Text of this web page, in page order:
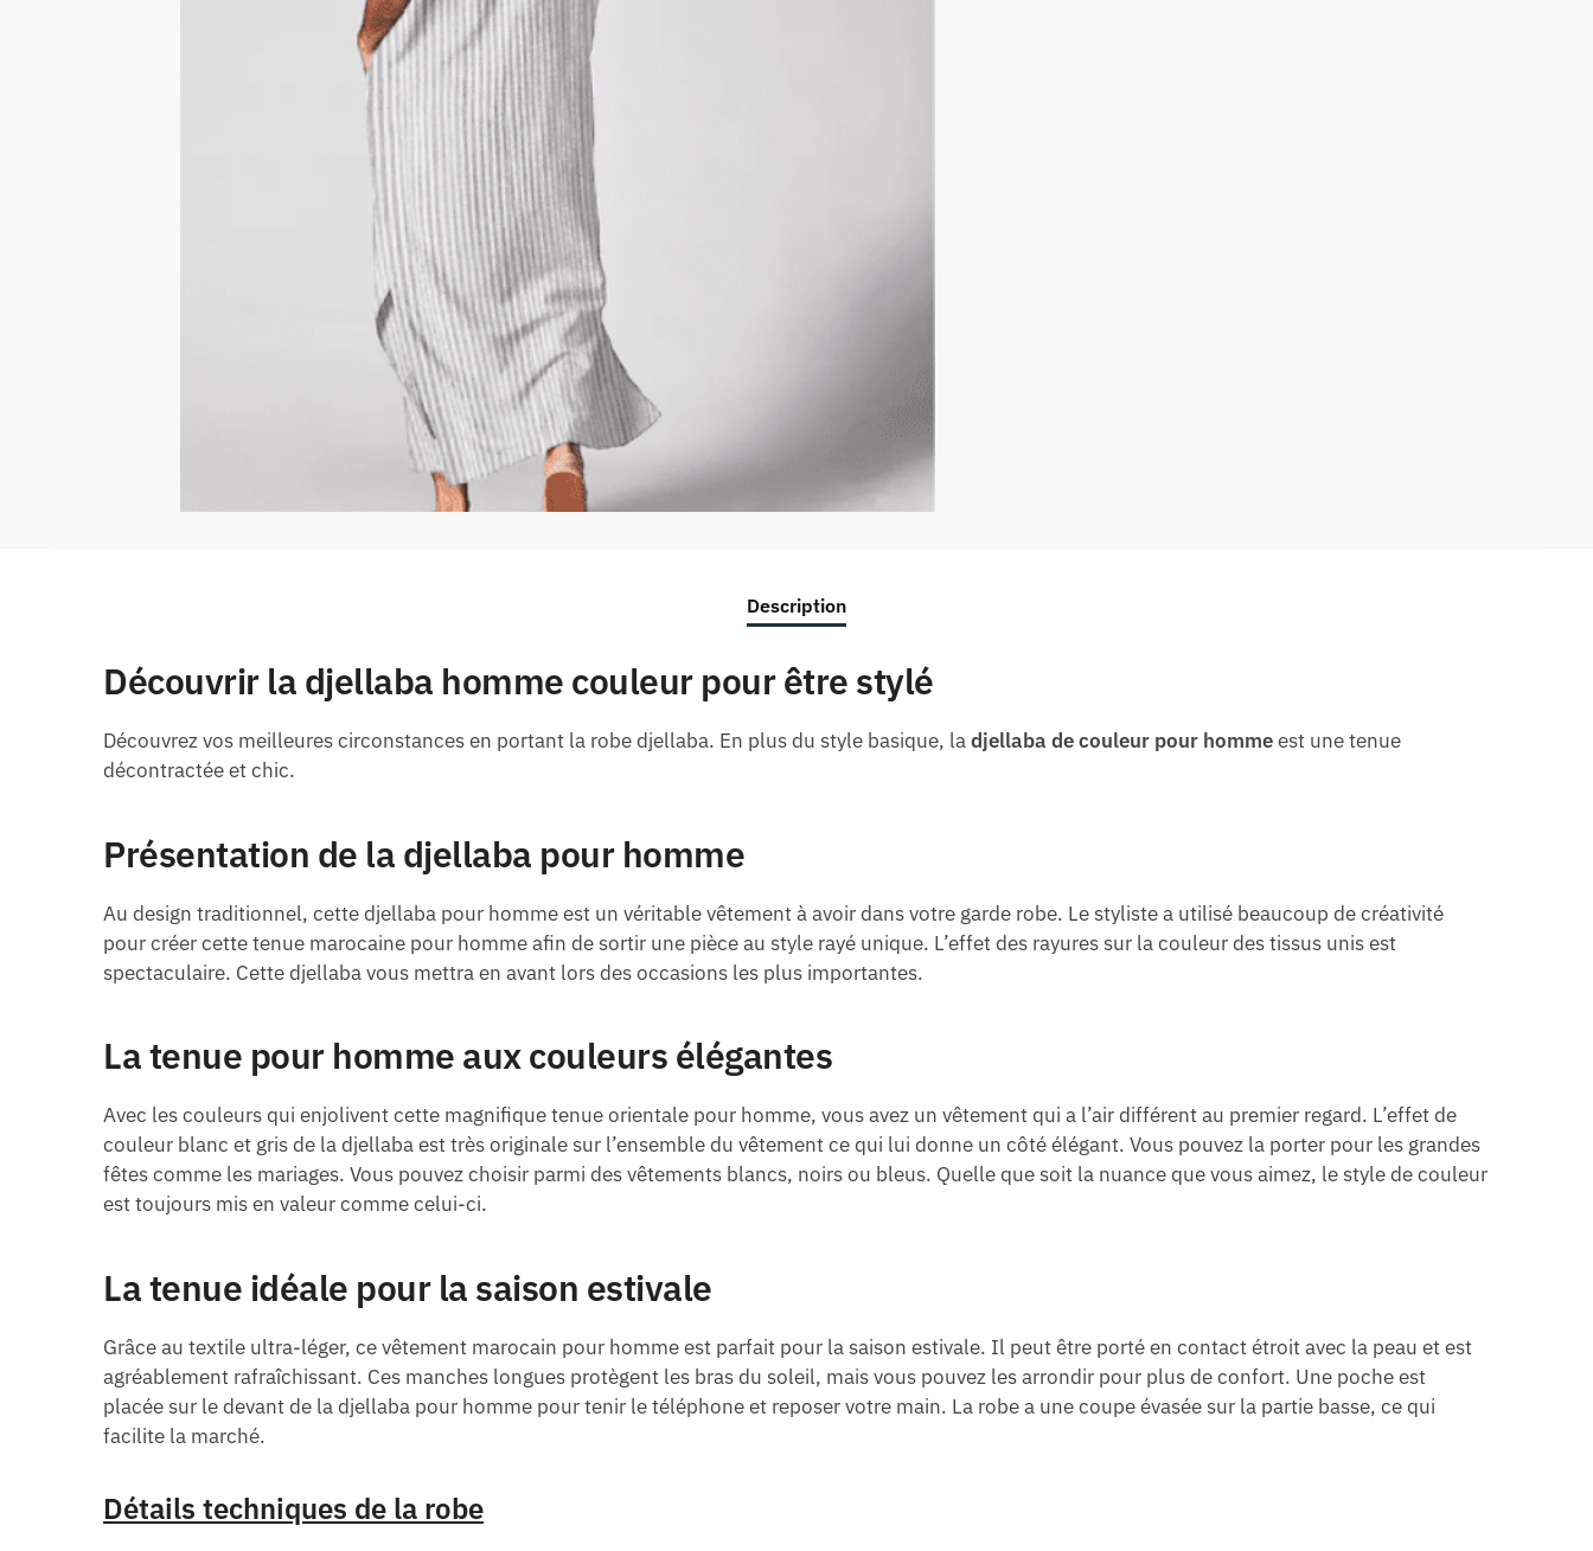
Description
Découvrir la djellaba homme couleur pour être stylé
Découvrez vos meilleures circonstances en portant la robe djellaba. En plus du style basique, ladjellaba de couleur pour hommeest une tenue
décontractée et chic.
Présentation de la djellaba pour homme
Au design traditionnel, cette djellaba pour homme est un véritable vêtement à avoir dans votre garde robe. Le styliste a utilisé beaucoup de créativité
pour créer cette tenue marocaine pour homme afin de sortir une pièce au style rayé unique. L’effet des rayures sur la couleur des tissus unis est
spectaculaire. Cette djellaba vous mettra en avant lors des occasions les plus importantes.
La tenue pour homme aux couleurs élégantes
Avec les couleurs qui enjolivent cette magnifique tenue orientale pour homme, vous avez un vêtement qui a l’air différent au premier regard. L’effet de
couleur blanc et gris de la djellaba est très originale sur l’ensemble du vêtement ce qui lui donne un côté élégant. Vous pouvez la porter pour les grandes
fêtes comme les mariages. Vous pouvez choisir parmi des vêtements blancs, noirs ou bleus. Quelle que soit la nuance que vous aimez, le style de couleur
est toujours mis en valeur comme celui-ci.
La tenue idéale pour la saison estivale
Grâce au textile ultra-léger, ce vêtement marocain pour homme est parfait pour la saison estivale. Il peut être porté en contact étroit avec la peau et est
agréablement rafraîchissant. Ces manches longues protègent les bras du soleil, mais vous pouvez les arrondir pour plus de confort. Une poche est
placée sur le devant de la djellaba pour homme pour tenir le téléphone et reposer votre main. La robe a une coupe évasée sur la partie basse, ce qui
facilite la marché.
Détails techniques de la robe